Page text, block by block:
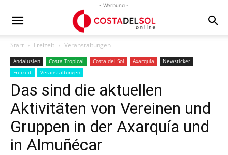
- Werbung -
Start Freizeit Veranstaltungen
Andalusien Costa Tropical Costa del Sol Axarquía
Newsticker
Freizeit
Veranstaltungen
Das sind die aktuellen
Aktivitäten von Vereinen und
Gruppen in der Axarquía und
in Almuñécar